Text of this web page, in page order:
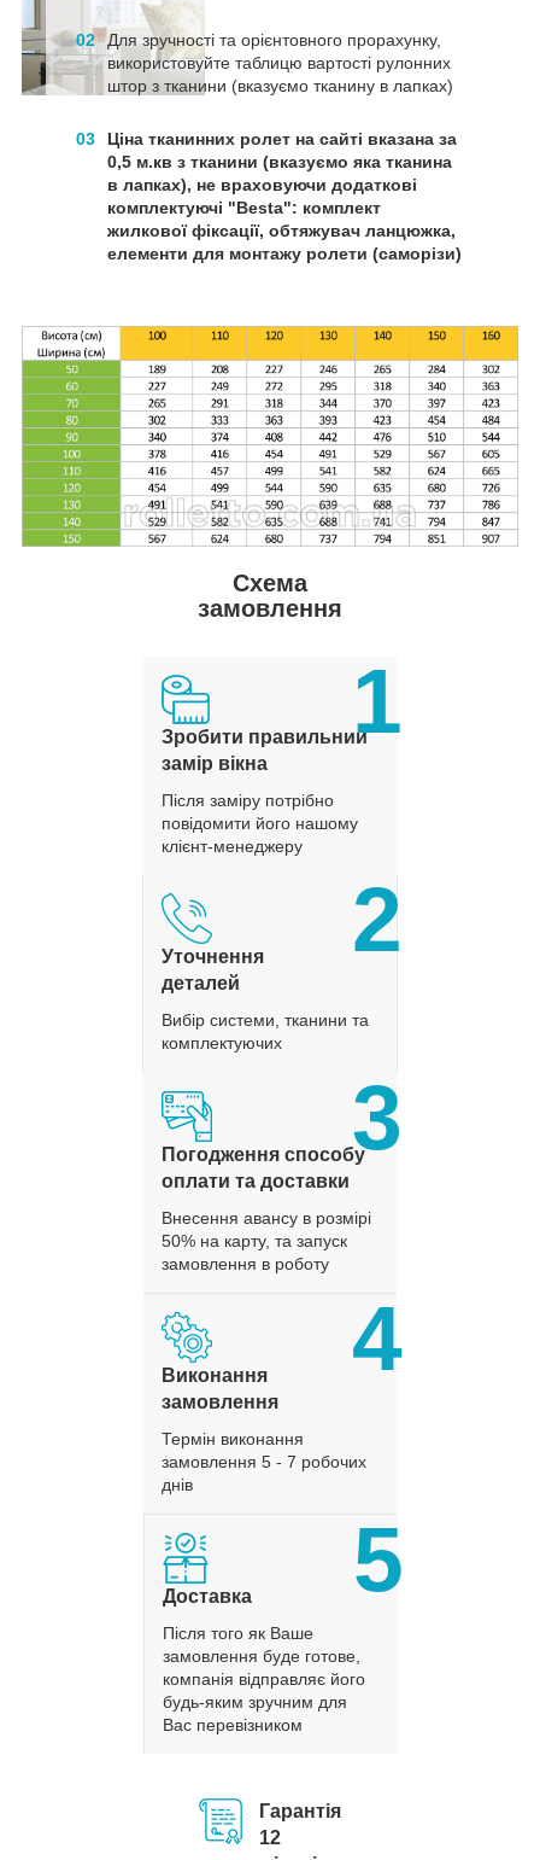
02
Для зручності та орієнтовного прорахунку,
використовуйте таблицю вартості рулонних
штор з тканини (вказуємо тканину в лапках)
03
Ціна тканинних ролет на сайті вказана за
0,5 м.кв з тканини (вказуємо яка тканина
в лапках), не враховуючи додаткові
комплектуючі "Besta": комплект
жилкової фіксації, обтяжувач ланцюжка,
елементи для монтажу ролети (саморізи)
Схема
замовлення
1
Зробити правильний
замір вікна
Після заміру потрібно
повідомити його нашому
клієнт-менеджеру
2
Уточнення
деталей
Вибір системи, тканини та
комплектуючих
3
Погодження способу
оплати та доставки
Внесення авансу в розмірі
50% на карту, та запуск
замовлення в роботу
4
Виконання
замовлення
Термін виконання
замовлення 5 - 7 робочих
днів
5
Доставка
Після того як Ваше
замовлення буде готове,
компанія відправляє його
будь-яким зручним для
Вас перевізником
Гарантія
12